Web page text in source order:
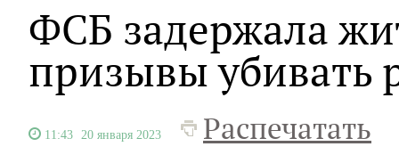
ФСБ задержала
призывы убивать
11:43 20 января 2023 Распечатать